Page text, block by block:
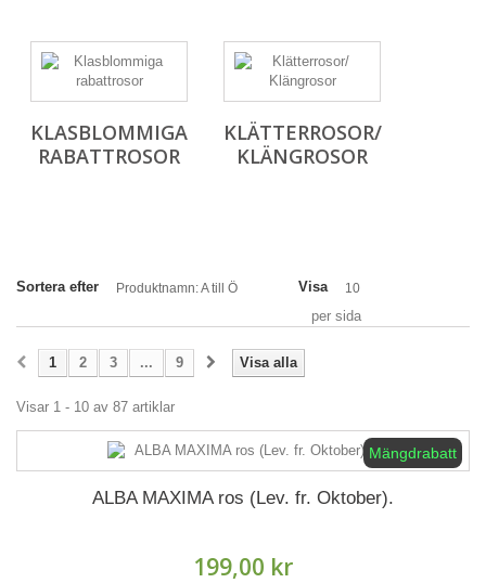
KLASBLOMMIGA
RABATTROSOR
KLÄTTERROSOR/
KLÄNGROSOR
Sortera efter Produktnamn: A till Ö Visa 10
per sida
Visa alla
1 2 3 ... 9
Visar 1 - 10 av 87 artiklar
Mängdrabatt
ALBA MAXIMA ros (Lev. fr. Oktober).
199,00 kr